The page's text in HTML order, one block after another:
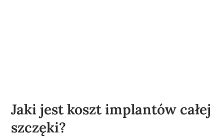
Jaki jest koszt implantów całej
szczęki?